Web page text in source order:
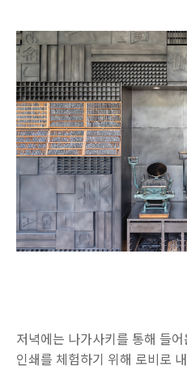
저녁에는 나가사키를 통해 들
인쇄를 체험하기 위해 로비로